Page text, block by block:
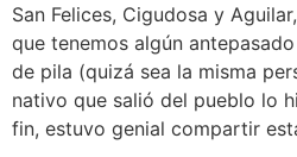
San Felices, Cigudosa y
que tenemos algún
de pila (quizá sea la misma
nativo que salió del pueblo lo
fin, estuvo genial compartir